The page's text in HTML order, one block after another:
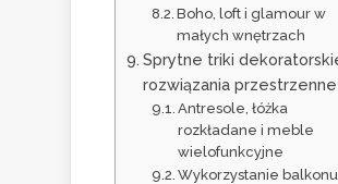
Boho, loft i glamour w
małych wnętrzach
Sprytne triki
rozwiązania przestrzenne
Antresole, łóżka
rozkładane i meble
wielofunkcyjne
Wykorzystanie balkonu